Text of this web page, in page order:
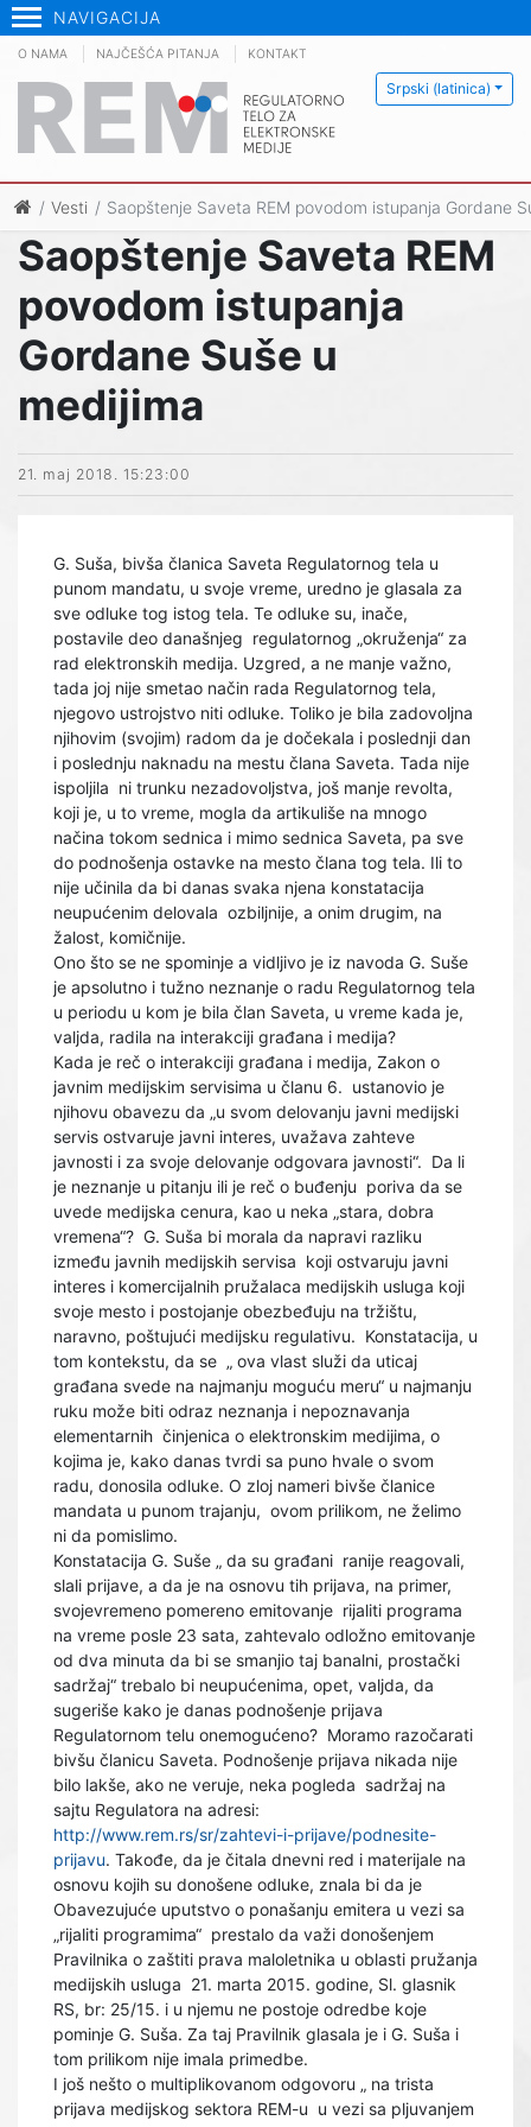
NAVIGACIJA
Srpski (latinica)
O NAMA NAJČEŠĆA PITANJA KONTAKT
Vesti Saopštenje Saveta REM povodom istupanja Gordane
Saopštenje Saveta REM
povodom istupanja
Gordane Suše u
medijima
21. maj 2018. 15:23:00
G. Suša, bivša članica Saveta Regulatornog tela u
punom mandatu, u svoje vreme, uredno je glasala za
sve odluke tog istog tela. Te odluke su, inače,
postavile deo današnjeg regulatornog „okruženja“ za
rad elektronskih medija. Uzgred, a ne manje važno,
tada joj nije smetao način rada Regulatornog tela,
njegovo ustrojstvo niti odluke. Toliko je bila zadovoljna
njihovim (svojim) radom da je dočekala i poslednji dan
i poslednju naknadu na mestu člana Saveta. Tada nije
ispoljila ni trunku nezadovoljstva, još manje revolta,
koji je, u to vreme, mogla da artikuliše na mnogo
načina tokom sednica i mimo sednica Saveta, pa sve
do podnošenja ostavke na mesto člana tog tela. Ili to
nije učinila da bi danas svaka njena konstatacija
neupućenim delovala ozbiljnije, a onim drugim, na
žalost, komičnije.
Ono što se ne spominje a vidljivo je iz navoda G. Suše
je apsolutno i tužno neznanje o radu Regulatornog tela
u periodu u kom je bila član Saveta, u vreme kada je,
valjda, radila na interakciji građana i medija?
Kada je reč o interakciji građana i medija, Zakon o
javnim medijskim servisima u članu 6. ustanovio je
njihovu obavezu da „u svom delovanju javni medijski
servis ostvaruje javni interes, uvažava zahteve
javnosti i za svoje delovanje odgovara javnosti“. Da li
je neznanje u pitanju ili je reč o buđenju poriva da se
uvede medijska cenura, kao u neka „stara, dobra
vremena“? G. Suša bi morala da napravi razliku
između javnih medijskih servisa koji ostvaruju javni
interes i komercijalnih pružalaca medijskih usluga koji
svoje mesto i postojanje obezbeđuju na tržištu,
naravno, poštujući medijsku regulativu. Konstatacija, u
tom kontekstu, da se „ ova vlast služi da uticaj
građana svede na najmanju moguću meru“ u najmanju
ruku može biti odraz neznanja i nepoznavanja
elementarnih činjenica o elektronskim medijima, o
kojima je, kako danas tvrdi sa puno hvale o svom
radu, donosila odluke. O zloj nameri bivše članice
mandata u punom trajanju, ovom prilikom, ne želimo
ni da pomislimo.
Konstatacija G. Suše „ da su građani ranije reagovali,
slali prijave, a da je na osnovu tih prijava, na primer,
svojevremeno pomereno emitovanje rijaliti programa
na vreme posle 23 sata, zahtevalo odložno emitovanje
od dva minuta da bi se smanjio taj banalni, prostački
sadržaj“ trebalo bi neupućenima, opet, valjda, da
sugeriše kako je danas podnošenje prijava
Regulatornom telu onemogućeno? Moramo razočarati
bivšu članicu Saveta. Podnošenje prijava nikada nije
bilo lakše, ako ne veruje, neka pogleda sadržaj na
sajtu Regulatora na adresi:
http://www.rem.rs/sr/zahtevi-i-prijave/podnesite-
prijavu. Takođe, da je čitala dnevni red i materijale na
osnovu kojih su donošene odluke, znala bi da je
Obavezujuće uputstvo o ponašanju emitera u vezi sa
„rijaliti programima“ prestalo da važi donošenjem
Pravilnika o zaštiti prava maloletnika u oblasti pružanja
medijskih usluga 21. marta 2015. godine, Sl. glasnik
RS, br: 25/15. i u njemu ne postoje odredbe koje
pominje G. Suša. Za taj Pravilnik glasala je i G. Suša i
tom prilikom nije imala primedbe.
I još nešto o multiplikovanom odgovoru „ na trista
prijava medijskog sektora REM-u u vezi sa pljuvanjem